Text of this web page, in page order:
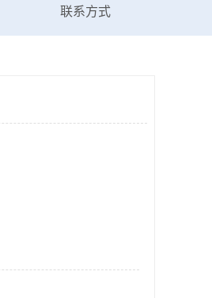
联系方式